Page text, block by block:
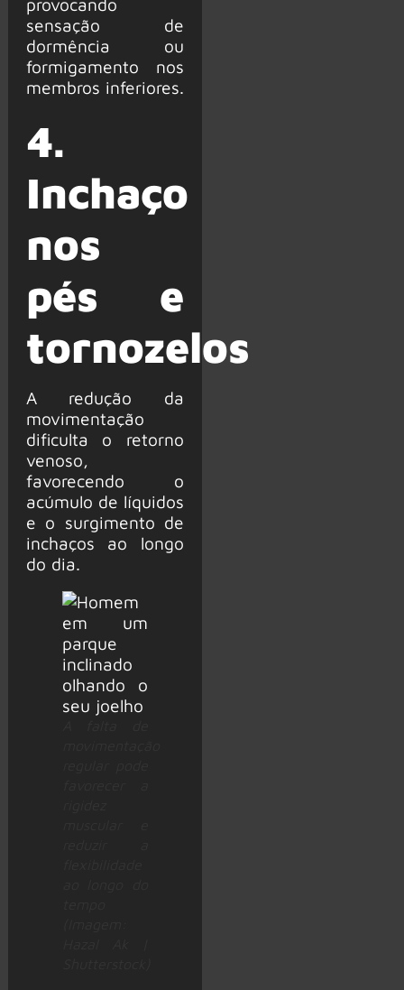
provocando
sensação de
dormência ou
formigamento nos
membros inferiores.
4.
Inchaço
nos
pés e
tornozelos
A redução da
movimentação
dificulta o retorno
venoso,
favorecendo o
acúmulo de líquidos
e o surgimento de
inchaços ao longo
do dia.